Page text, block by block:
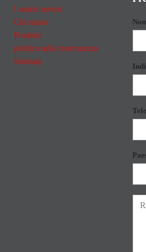
I nostri servizi
Chi siamo
Prodotti
politica sulla riservatezza
Sitemap